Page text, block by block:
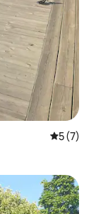
5 (7)